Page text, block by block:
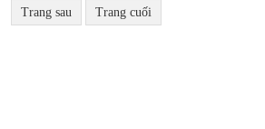
Trang sau Trang cuối